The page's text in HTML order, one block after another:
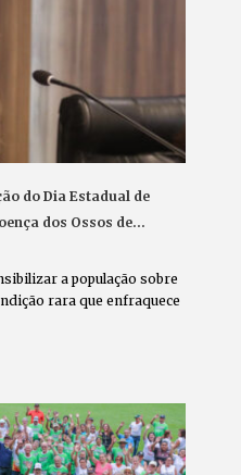
do Dia Estadual de
dos Ossos de…
a população sobre
rara que enfraquece